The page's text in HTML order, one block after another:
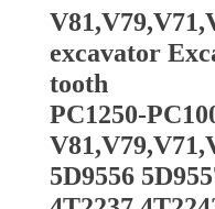
excavator
tooth
PC1250-
5D9556